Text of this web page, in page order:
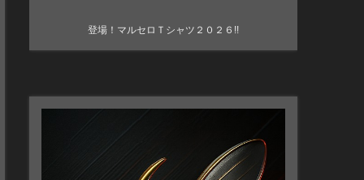
登場！マルセロＴシャツ２０２６!!